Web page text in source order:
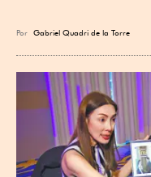
Por Gabriel Quadri de la Torre